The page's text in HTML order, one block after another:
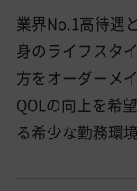
業界No.1高待遇
身のライフスタ
方をオーダーメ
QOLの向上を希
る希少な勤務環境